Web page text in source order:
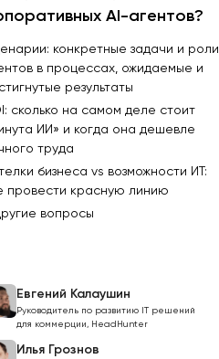
AI-агентов?
конкретные задачи и роли
в процессах, ожидаемые и
результаты
сколько на самом деле стоит
ИИ» и когда она дешевле
труда
бизнеса vs возможности ИТ:
провести красную линию
вопросы
Евгений Калаушин
Руководитель по развитию IT решений
для коммерции, HeadHunter
Илья Грознов